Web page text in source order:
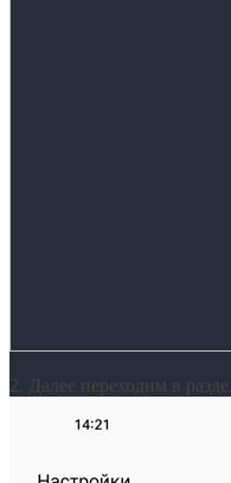
2. Далее переходим в